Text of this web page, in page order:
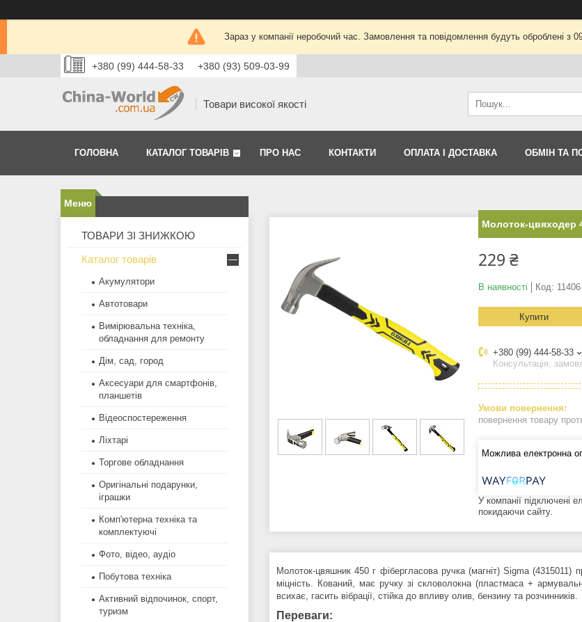
Зараз у компанії неробочий час. Замовлення та повідомлення будуть оброблені з
+380 (99) 444-58-33 +380 (93) 509-03-99
Товари високої якості
ГОЛОВНА КАТАЛОГ ТОВАРІВ ПРО НАС КОНТАКТИ ОПЛАТА І ДОСТАВКА ОБМІН ТА
Молоток-цвяходер
229 ₴
В наявності Код: 11406
Купити
+380 (99) 444-58-33
Консультація,
повернення товару
У компанії підключені
покидаючи сайту.
Молоток-цвяшник 450 г фібергласова ручка (магніт) Sigma (4315011)
міцність. Кований, має ручку зі скловолокна (пластмаса +
всихає, гасить вібрації, стійка до впливу олив, бензину та розчинників.
Переваги:
ТОВАРИ ЗІ ЗНИЖКОЮ
Каталог товарів
Акумулятори
Автотовари
Вимірювальна техніка,
обладнання для ремонту
Дім, сад, город
Аксесуари для смартфонів,
планшетів
Відеоспостереження
Ліхтарі
Торгове обладнання
Оригінальні подарунки,
іграшки
Комп'ютерна техніка та
комплектуючі
Фото, відео, аудіо
Побутова техніка
Активний відпочинок, спорт,
туризм